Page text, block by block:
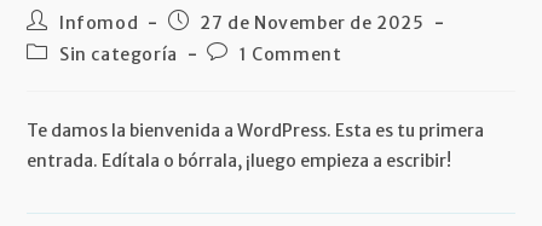
Post
author:
Infomod
Post
published:
27 de November de 2025
PostSin categoría
Post1 Comment
Te damos la bienvenida a WordPress. Esta es tu primera
entrada. Edítala o bórrala, ¡luego empieza a escribir!